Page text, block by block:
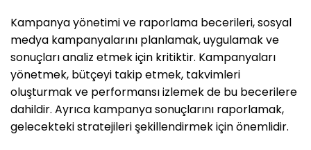
Kampanya yönetimi ve raporlama becerileri, sosyal
medya kampanyalarını planlamak, uygulamak ve
sonuçları analiz etmek için kritiktir. Kampanyaları
yönetmek, bütçeyi takip etmek, takvimleri
oluşturmak ve performansı izlemek de bu becerilere
dahildir. Ayrıca kampanya sonuçlarını raporlamak,
gelecekteki stratejileri şekillendirmek için önemlidir.